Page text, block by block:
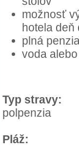
možnosť
hotela deň
plná
voda
Typ stravy:
polpenzia
Pláž: